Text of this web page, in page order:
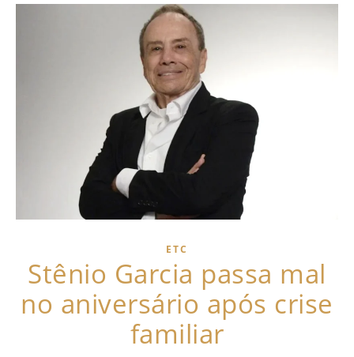
ETC
Stênio Garcia passa mal
no aniversário após crise
familiar